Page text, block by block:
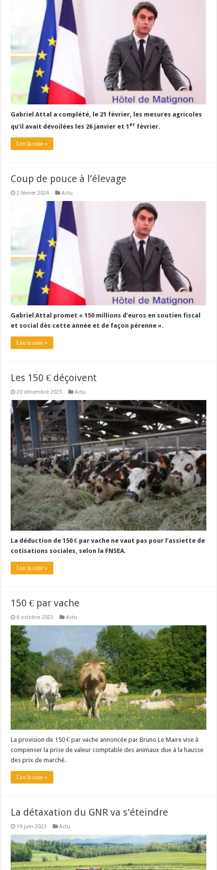
À l’est, un nouveau virus
Un été fructueux pour Lactalis
Gabriel Attal a complété, le 21 février, les mesures agricoles
qu’il avait dévoilées les 26 janvier et 1 er février.
Lire la suite »
Coup de pouce à l’élevage
2 février 2024 Actu
Gabriel Attal promet « 150 millions d’euros en soutien fiscal
et social dès cette année et de façon pérenne ».
Lire la suite »
Les 150 € déçoivent
20 décembre 2023 Actu
La déduction de 150 € par vache ne vaut pas pour l’assiette de
cotisations sociales, selon la FNSEA.
Lire la suite »
150 € par vache
6 octobre 2023 Actu
La provision de 150 € par vache annoncée par Bruno Le Maire vise à
compenser la prise de valeur comptable des animaux due à la hausse
des prix de marché.
Lire la suite »
La détaxation du GNR va s’éteindre
19 juin 2023 Actu